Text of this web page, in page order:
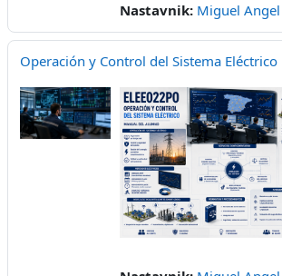
Nastavnik: Miguel
Operación y Control del Sistema Eléctrico